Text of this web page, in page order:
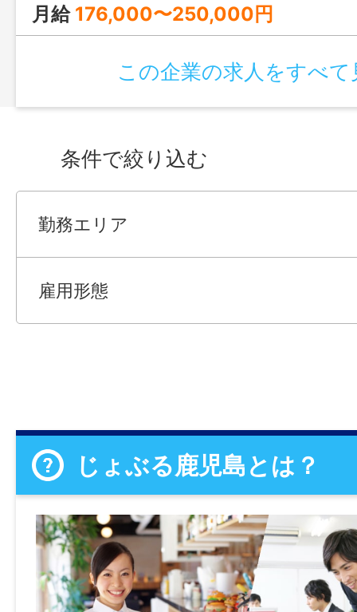
月給 176,000〜250,000円
この企業の求人をすべて
条件で絞り込む
勤務エリア
雇用形態
じょぶる鹿児島とは？